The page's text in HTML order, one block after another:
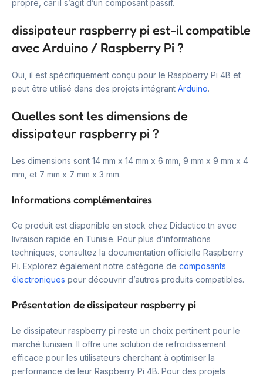
propre, car il s’agit d’un composant passif.
dissipateur raspberry pi est-il compatible
avec Arduino / Raspberry Pi ?
Oui, il est spécifiquement conçu pour le Raspberry Pi 4B et
peut être utilisé dans des projets intégrant Arduino.
Quelles sont les dimensions de
dissipateur raspberry pi ?
Les dimensions sont 14 mm x 14 mm x 6 mm, 9 mm x 9 mm x 4
mm, et 7 mm x 7 mm x 3 mm.
Informations complémentaires
Ce produit est disponible en stock chez Didactico.tn avec
livraison rapide en Tunisie. Pour plus d’informations
techniques, consultez la documentation officielle Raspberry
Pi. Explorez également notre catégorie de composants
électroniques pour découvrir d’autres produits compatibles.
Présentation de dissipateur raspberry pi
Le dissipateur raspberry pi reste un choix pertinent pour le
marché tunisien. Il offre une solution de refroidissement
efficace pour les utilisateurs cherchant à optimiser la
performance de leur Raspberry Pi 4B. Pour des projets